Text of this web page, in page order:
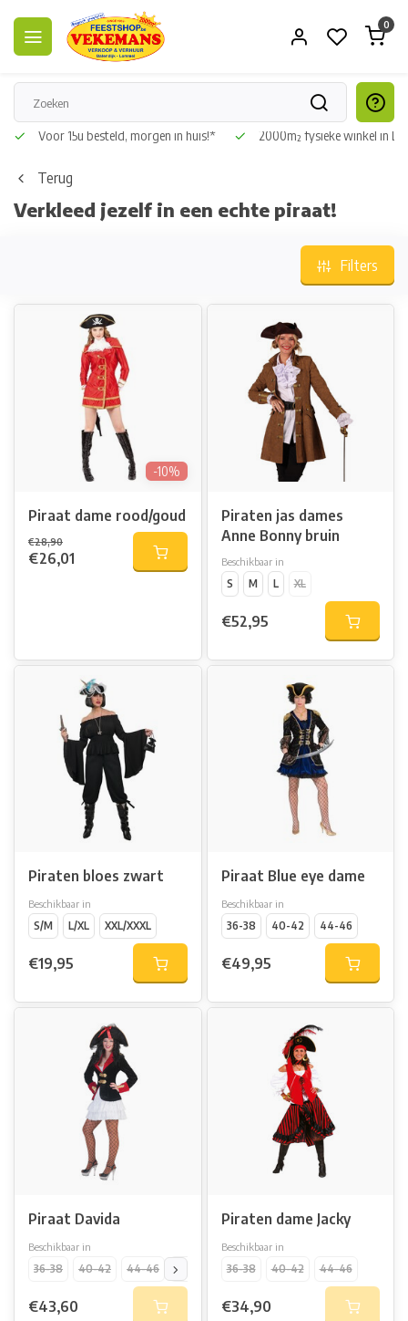
0
Voor 15u besteld, morgen in huis!* 2000m² fysieke winkel in
Terug
Verkleed jezelf in een echte piraat!
Filters
-10%
Piraat dame rood/goud
€28,90
€26,01
Piraten jas dames
Anne Bonny bruin
Beschikbaar in
S
M L XL
€52,95
Piraten bloes zwart
Beschikbaar in
S/M
L/XL XXL/XXXL
€19,95
Piraat Blue eye dame
Beschikbaar in
36-38
40-42 44-46
€49,95
Piraat Davida
Beschikbaar in
36-38
40-42 44-46 48-50
€43,60
Piraten dame Jacky
Beschikbaar in
36-38
40-42 44-46
€34,90